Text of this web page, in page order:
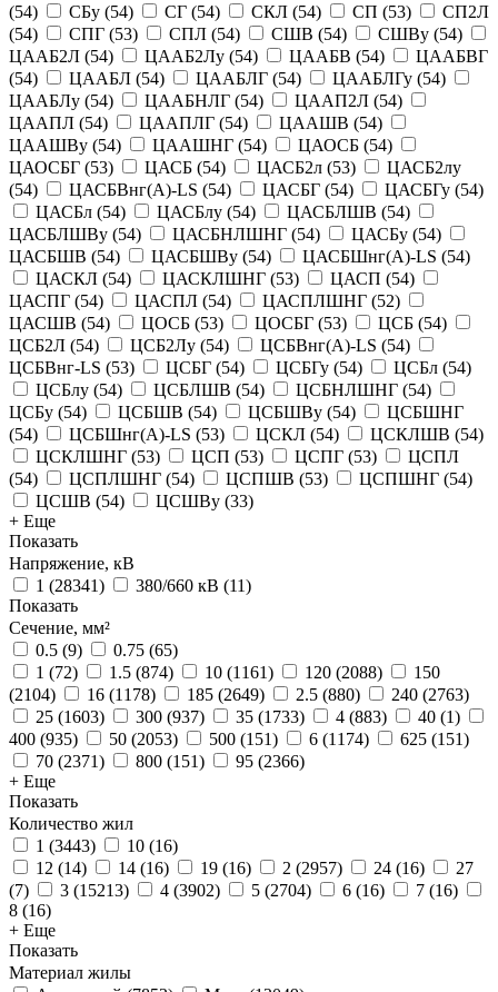
(54) СБу (54) СГ (54) СКЛ (54) СП (53)
СП2Л
(54) СПГ (53) СПЛ (54) СШВ (54) СШВу (54)
ЦААБ2Л (54) ЦААБ2Лу (54) ЦААБВ (54)
ЦААБВГ
(54) ЦААБЛ (54) ЦААБЛГ (54) ЦААБЛГу (54)
ЦААБЛу (54) ЦААБНЛГ (54) ЦААП2Л (54)
ЦААПЛ (54) ЦААПЛГ (54) ЦААШВ (54)
ЦААШВу (54) ЦААШНГ (54) ЦАОСБ (54)
ЦАОСБГ (53) ЦАСБ (54) ЦАСБ2л (53)
ЦАСБ2лу
(54) ЦАСБВнг(А)-LS (54) ЦАСБГ (54) ЦАСБГу (54)
ЦАСБл (54) ЦАСБлу (54) ЦАСБЛШВ (54)
ЦАСБЛШВу (54) ЦАСБНЛШНГ (54) ЦАСБу (54)
ЦАСБШВ (54) ЦАСБШВу (54) ЦАСБШнг(А)-LS (54)
ЦАСКЛ (54) ЦАСКЛШНГ (53) ЦАСП (54)
ЦАСПГ (54) ЦАСПЛ (54) ЦАСПЛШНГ (52)
ЦАСШВ (54) ЦОСБ (53) ЦОСБГ (53) ЦСБ (54)
ЦСБ2Л (54) ЦСБ2Лу (54) ЦСБВнг(А)-LS (54)
ЦСБВнг-LS (53) ЦСБГ (54) ЦСБГу (54) ЦСБл (54)
ЦСБлу (54) ЦСБЛШВ (54) ЦСБНЛШНГ (54)
ЦСБу (54) ЦСБШВ (54) ЦСБШВу (54)
ЦСБШНГ
(54) ЦСБШнг(А)-LS (53) ЦСКЛ (54) ЦСКЛШВ (54)
ЦСКЛШНГ (53) ЦСП (53) ЦСПГ (53)
ЦСПЛ
(54) ЦСПЛШНГ (54) ЦСПШВ (53) ЦСПШНГ (54)
ЦСШВ (54) ЦСШВу (33)
+ Еще
Показать
Напряжение, кВ
1 (28341) 380/660 кВ (11)
Показать
Сечение, мм²
0.5 (9) 0.75 (65)
1 (72) 1.5 (874) 10 (1161) 120 (2088)
150
(2104) 16 (1178) 185 (2649) 2.5 (880) 240 (2763)
25 (1603) 300 (937) 35 (1733) 4 (883) 40 (1)
400 (935) 50 (2053) 500 (151) 6 (1174) 625 (151)
70 (2371) 800 (151) 95 (2366)
+ Еще
Показать
Количество жил
1 (3443) 10 (16)
12 (14) 14 (16) 19 (16) 2 (2957) 24 (16)
27
(7) 3 (15213) 4 (3902) 5 (2704) 6 (16) 7 (16)
8 (16)
+ Еще
Показать
Материал жилы